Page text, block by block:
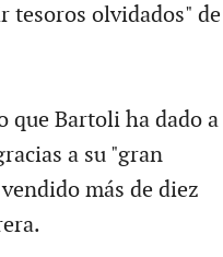
tesoros olvidados" de
que Bartoli ha dado a
a su "gran
más de diez